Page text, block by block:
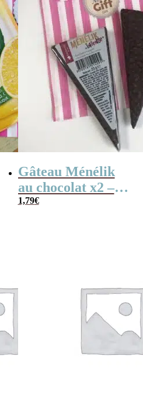
Gâteau Ménélik
au chocolat x2 –
Gaufrette
1,79€